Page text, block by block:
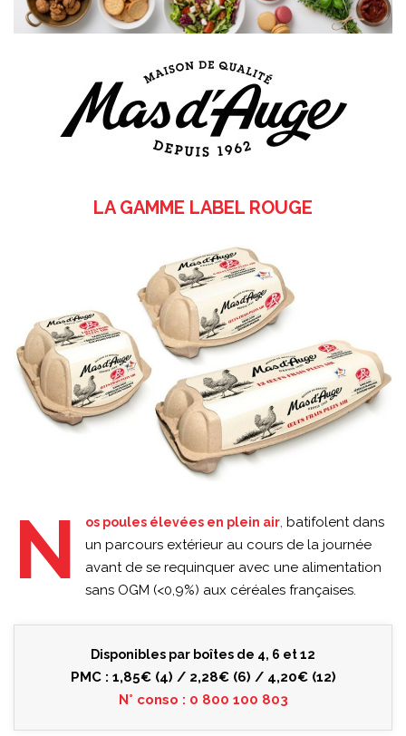
LA GAMME LABEL ROUGE
N os poules élevées en plein air, batifolent dans
un parcours extérieur au cours de la journée
avant de se requinquer avec une alimentation
sans OGM (<0,9%) aux céréales françaises.
Disponibles par boîtes de 4, 6 et 12
PMC : 1,85€ (4) / 2,28€ (6) / 4,20€ (12)
N° conso : 0 800 100 803